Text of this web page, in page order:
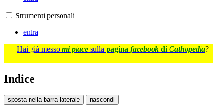
Strumenti personali
entra
Hai già messo mi piace sulla pagina facebook di Cathopedia?
Indice
sposta nella barra laterale nascondi